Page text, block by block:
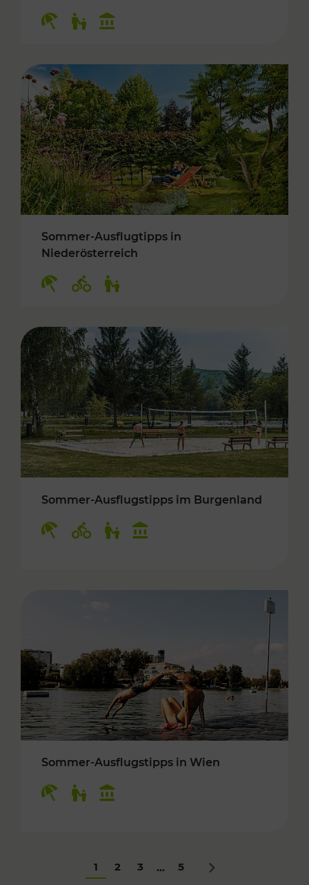
Sommer-Ausflugtipps in
Niederösterreich
Sommer-Ausflugstipps im Burgenland
Sommer-Ausflugstipps in Wien
1 2 3 ... 5 Nächstes